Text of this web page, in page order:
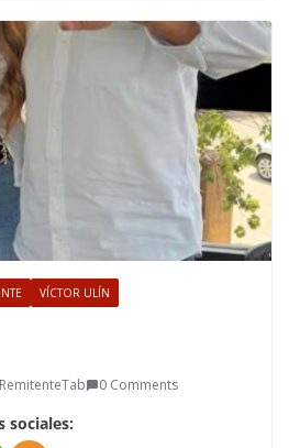
VÍCTOR ULÍN
0 Comments
sociales: